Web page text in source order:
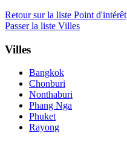
Retour sur la liste Point d'intérêt
Passer la liste Villes
Villes
Bangkok
Chonburi
Nonthaburi
Phang Nga
Phuket
Rayong